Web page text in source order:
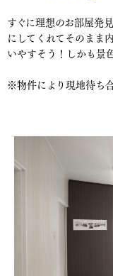
すぐに理想のお部屋発
にしてくれてそのまま
いやすそう！しかも景
※物件により現地待ち